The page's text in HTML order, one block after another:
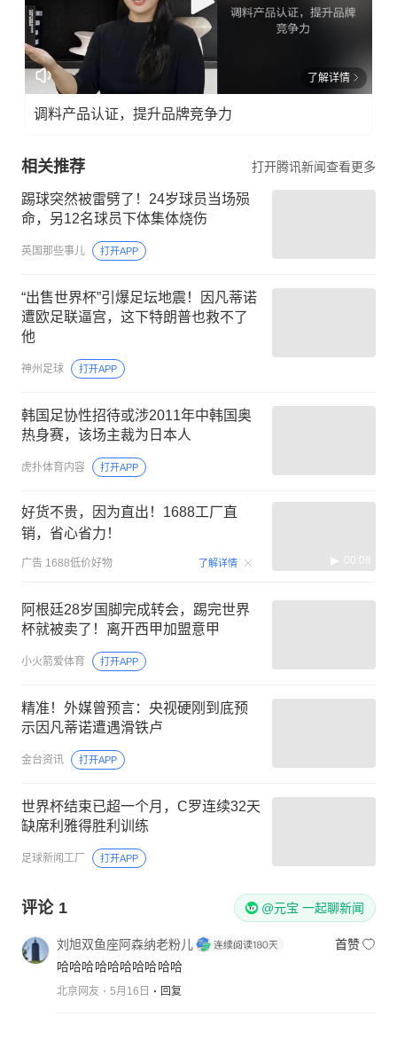
了解详情
调料产品认证，提升品牌竞争力
相关推荐 打开腾讯新闻查看更多
踢球突然被雷劈了！24岁球员当场殒
命，另12名球员下体集体烧伤
英国那些事儿 打开APP
“出售世界杯”引爆足坛地震！因凡蒂诺
遭欧足联逼宫，这下特朗普也救不了
他
神州足球 打开APP
韩国足协性招待或涉2011年中韩国奥
热身赛，该场主裁为日本人
虎扑体育内容 打开APP
好货不贵，因为直出！1688工厂直
销，省心省力！
广告 1688低价好物 了解详情 00:08
阿根廷28岁国脚完成转会，踢完世界
杯就被卖了！离开西甲加盟意甲
小火箭爱体育 打开APP
精准！外媒曾预言：央视硬刚到底预
示因凡蒂诺遭遇滑铁卢
金台资讯 打开APP
世界杯结束已超一个月，C罗连续32天
缺席利雅得胜利训练
足球新闻工厂 打开APP
评论 1 @元宝 一起聊新闻
刘旭双鱼座阿森纳老粉儿
首赞
哈哈哈哈哈哈哈哈哈哈
北京网友 5月16日 回复